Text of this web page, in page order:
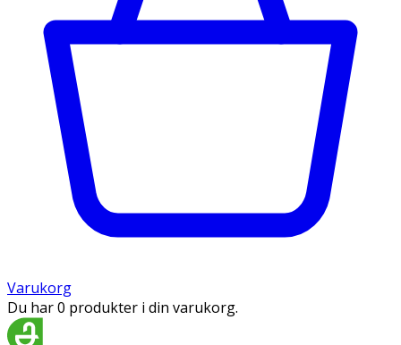
Varukorg
Du har 0 produkter i din varukorg.